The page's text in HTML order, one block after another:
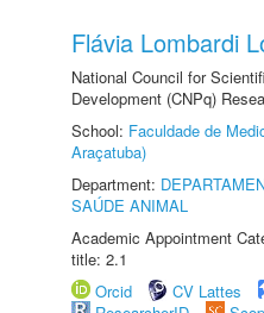
Flávia Lombardi
National Council for
Development (CNPq)
School: Faculdade de
Araçatuba)
Department:
SAÚDE ANIMAL
Academic Appointment
title: 2.1
Orcid
CV Lattes